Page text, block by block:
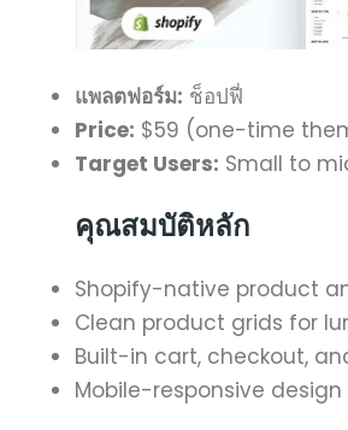
แพลตฟอร์ม: ช็อปฟี่
Price: $59 (one-time
Target Users: Small to
คุณสมบัติหลัก
Shopify-native product
Clean product grids for
Built-in cart, checkout,
Mobile-responsive